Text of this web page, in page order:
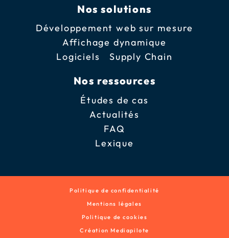
Nos solutions
Développement web sur mesure
Affichage dynamique
Logiciels Supply Chain
Nos ressources
Études de cas
Actualités
FAQ
Lexique
Politique de confidentialité
Mentions légales
Politique de cookies
Création Mediapilote